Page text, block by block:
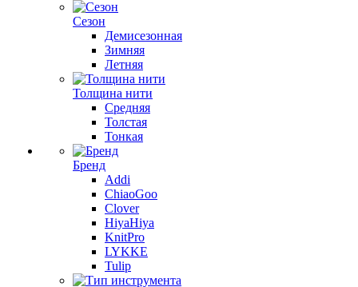
Сезон
Демисезонная
Зимняя
Летняя
Толщина нити
Средняя
Толстая
Тонкая
Бренд
Addi
ChiaoGoo
Clover
HiyaHiya
KnitPro
LYKKE
Tulip